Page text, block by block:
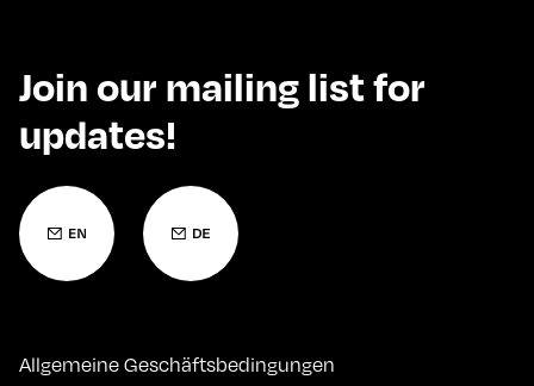
Join our mailing list for
updates!
Allgemeine Geschäftsbedingungen